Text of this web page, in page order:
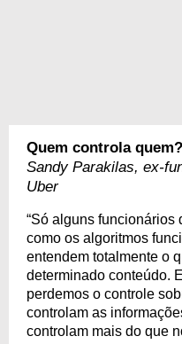
Quem controla quem?
Sandy Parakilas, ex-
Uber
“Só alguns funcionários
como os algoritmos
entendem totalmente o
determinado conteúdo.
perdemos o controle
controlam as
controlam mais do que